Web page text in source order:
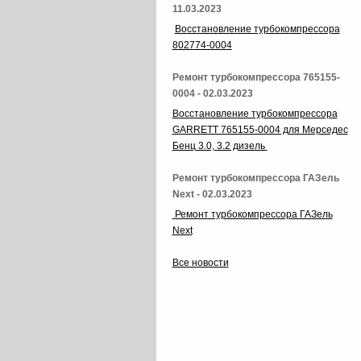
11.03.2023
Восстановление турбокомпрессора
802774-0004
Ремонт турбокомпрессора 765155-
0004 - 02.03.2023
Восстановление турбокомпрессора
GARRETT 765155-0004 для Мерседес
Бенц 3.0, 3.2 дизель
Ремонт турбокомпрессора ГАЗель
Next - 02.03.2023
Ремонт турбокомпрессора ГАЗель
Next
Все новости